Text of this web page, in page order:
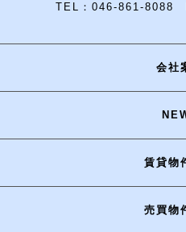
TEL：046-861-8088
会社
賃貸物
売買物